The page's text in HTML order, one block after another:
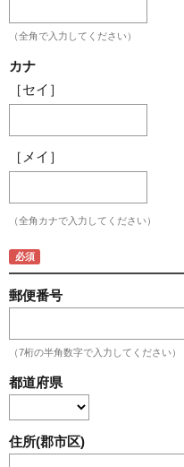
（全角で入力してください）
カナ
［セイ］
［メイ］
（全角カナで入力してください）
郵便番号
（7桁の半角数字で入力してください）
都道府県
住所(郡市区)